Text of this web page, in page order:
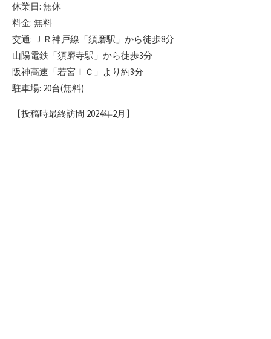
休業日: 無休
料金: 無料
交通: ＪＲ神戸線「須磨駅」から徒歩8分
山陽電鉄「須磨寺駅」から徒歩3分
阪神高速「若宮ＩＣ」より約3分
駐車場: 20台(無料)
【投稿時最終訪問 2024年2月】